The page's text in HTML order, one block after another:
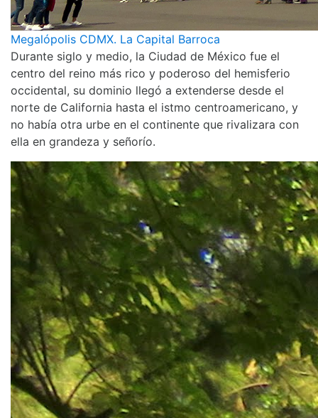
Megalópolis CDMX. La Capital Barroca
Durante siglo y medio, la Ciudad de México fue el
centro del reino más rico y poderoso del hemisferio
occidental, su dominio llegó a extenderse desde el
norte de California hasta el istmo centroamericano, y
no había otra urbe en el continente que rivalizara con
ella en grandeza y señorío.